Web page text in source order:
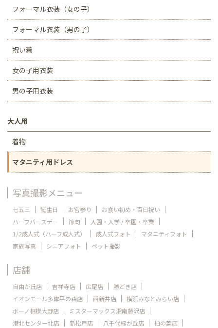
フォーマル衣装（女の子）
フォーマル衣装（男の子）
祝い着
女の子用衣装
男の子用衣装
大人用
着物
マタニティ用ドレス
写真撮影メニュー
七五三 誕生日 お宮参り
お食い初め・百日祝い
ハーフバースデー
節句
入園・入学 / 卒園・卒業
1/2成人式（ハーフ成人式）
成人式フォト
マタニティフォト
家族写真
シニアフォト ペット撮影
店舗
自由が丘店 吉祥寺店 広尾店
勝どき店
イオンモール多摩平の森店
西新井店
横浜みなとみらい店
ボーノ相模大野店
ミスターマックス湘南藤沢店
港北センター北店
新松戸店 八千代緑が丘店
柏の葉店